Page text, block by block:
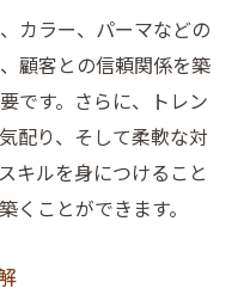
カラー、パーマなどの
顧客との信頼関係を築
です。さらに、トレン
配り、そして柔軟な対
キルを身につけること
くことができます。